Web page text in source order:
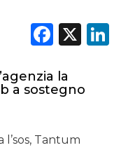
X
la
a sostegno
l’sos, Tantum